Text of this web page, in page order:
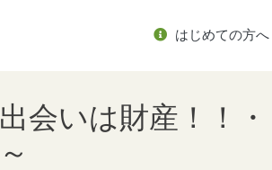
はじめての方へ
出会いは財産！！
～